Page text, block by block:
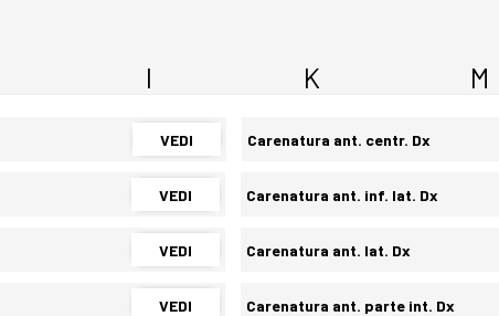
I K M
VEDI Carenatura ant. centr. Dx
VEDI Carenatura ant. inf. lat. Dx
VEDI Carenatura ant. lat. Dx
VEDI Carenatura ant. parte int. Dx